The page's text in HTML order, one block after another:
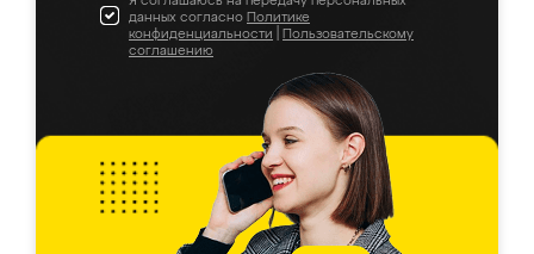
данных согласно Политике
конфиденциальности
Пользовательскому
соглашению